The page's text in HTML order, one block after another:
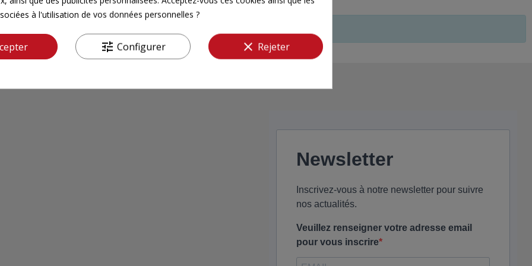
Newsletter
Inscrivez-vous à notre newsletter pour suivre
nos actualités.
Veuillez renseigner votre adresse email
pour vous inscrire
à l'utilisation de vos données personnelles ?
tune Configurer clear Rejeter